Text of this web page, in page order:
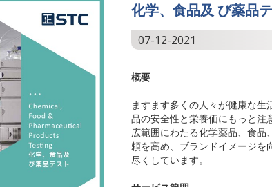
化学、食品及 び薬品
07-12-2021
概要
ますます多くの人々が健康な
品の安全性と栄養価にもっと注
広範囲にわたる化学薬品、食
頼を高め、ブランドイメージを
尽くしています。